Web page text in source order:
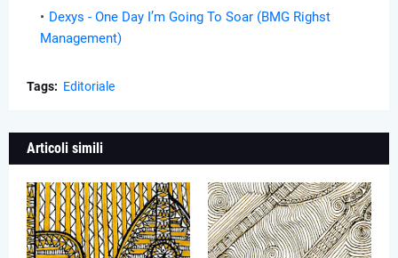
Dexys - One Day I’m Going To Soar (BMG Righst
Management)
Tags: Editoriale
Articoli simili